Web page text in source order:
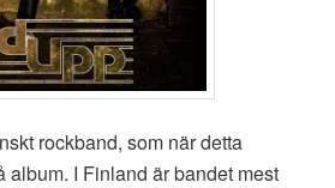
rockband, som när detta
album. I Finland är bandet mest